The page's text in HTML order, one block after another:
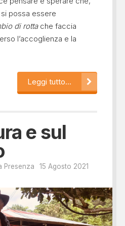
possa essere
di rottache faccia
l’accoglienza e la
Leggi tutto...
e sul
Presenza 15 Agosto 2021